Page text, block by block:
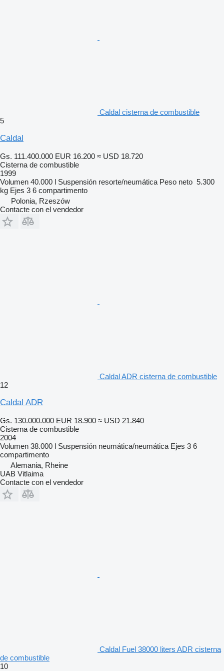
Caldal cisterna de combustible
5
Caldal
Gs. 111.400.000 EUR 16.200 ≈ USD 18.720
Cisterna de combustible
1999
Volumen 40.000 l Suspensión resorte/neumática Peso neto 5.300
kg Ejes 3 6 compartimento
Polonia, Rzeszów
Contacte con el vendedor
Caldal ADR cisterna de combustible
12
Caldal ADR
Gs. 130.000.000 EUR 18.900 ≈ USD 21.840
Cisterna de combustible
2004
Volumen 38.000 l Suspensión neumática/neumática Ejes 3 6
compartimento
Alemania, Rheine
UAB Vitlaima
Contacte con el vendedor
Caldal Fuel 38000 liters ADR cisterna
de combustible
10